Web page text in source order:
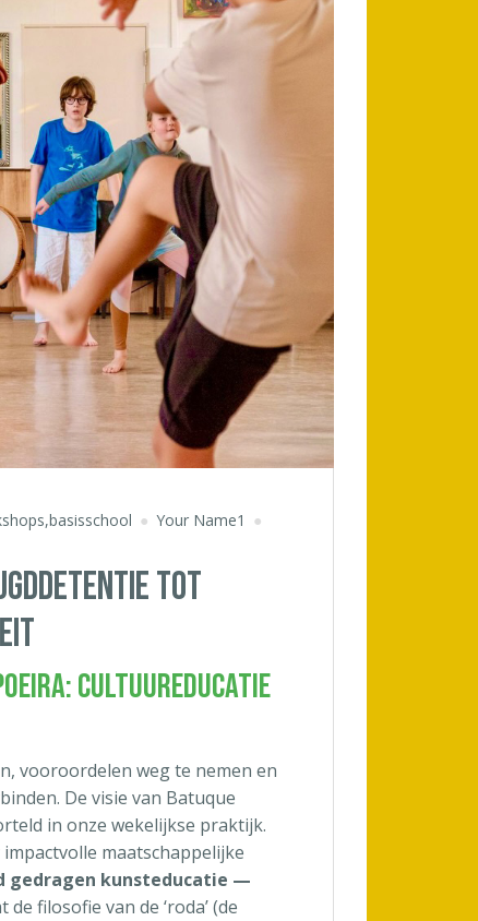
Your Name1
TOT
Cultuureducatie
vooroordelen weg te nemen en
De visie van Batuque
in onze wekelijkse praktijk.
maatschappelijke
gedragen kunsteducatie —
de filosofie van de ‘roda’ (de